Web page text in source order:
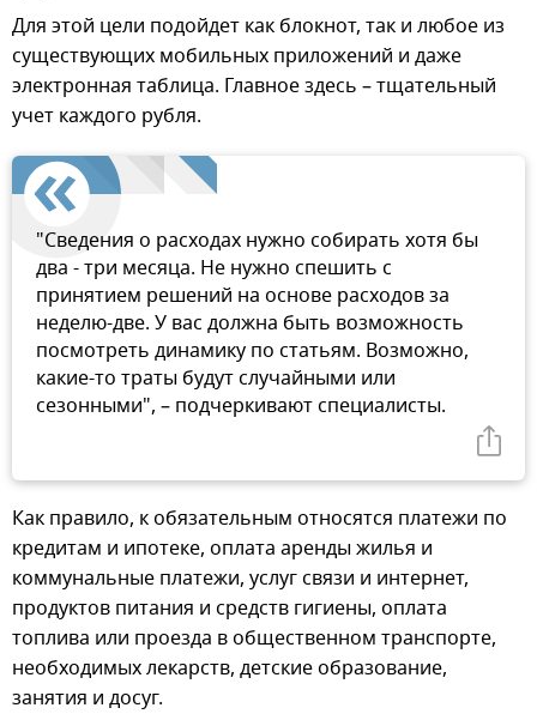
Для этой цели подойдет как блокнот, так и любое из
существующих мобильных приложений и даже
электронная таблица. Главное здесь – тщательный
учет каждого рубля.
"Сведения о расходах нужно собирать хотя бы
два - три месяца. Не нужно спешить с
принятием решений на основе расходов за
неделю-две. У вас должна быть возможность
посмотреть динамику по статьям. Возможно,
какие-то траты будут случайными или
сезонными", – подчеркивают специалисты.
Как правило, к обязательным относятся платежи по
кредитам и ипотеке, оплата аренды жилья и
коммунальные платежи, услуг связи и интернет,
продуктов питания и средств гигиены, оплата
топлива или проезда в общественном транспорте,
необходимых лекарств, детские образование,
занятия и досуг.